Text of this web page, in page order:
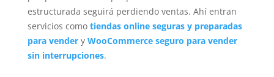
estructurada seguirá perdiendo ventas. Ahí entran
servicios como tiendas online seguras y preparadas
para vendery WooCommerce seguro para vender
sin interrupciones.